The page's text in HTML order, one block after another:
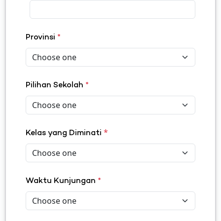
Provinsi *
Pilihan Sekolah *
Kelas yang Diminati *
Waktu Kunjungan *